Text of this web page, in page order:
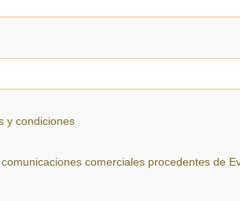
y condiciones
comerciales procedentes de